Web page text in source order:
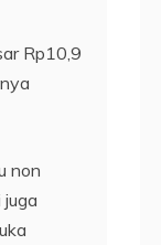
Rp10,9
non